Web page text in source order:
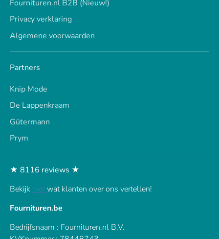
Fournituren.nl B2B (Nieuw!)
Privacy verklaring
Algemene voorwaarden
Partners
Knip Mode
De Lappenkraam
Gütermann
Prym
★ 8116 reviews ★
Bekijk hierwat klanten over ons vertellen!
Fournituren.be
Bedrijfsnaam : Fournituren.nl B.V.